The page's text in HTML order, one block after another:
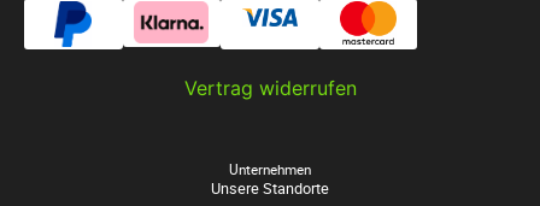
Vertrag widerrufen
Unternehmen
Unsere Standorte